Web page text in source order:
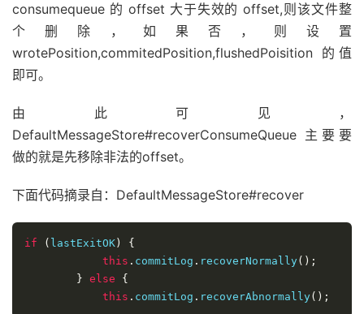
consumequeue 的 offset 大于失效的 offset,则该文件整
个删除，如果否，则设置
wrotePosition,commitedPosition,flushedPoisition 的值
即可。
由此可见，
DefaultMessageStore#recoverConsumeQueue 主要要
做的就是先移除非法的offset。
下面代码摘录自：DefaultMessageStore#recover
if ( lastExitOK )
{
this . commitLog . recoverNormally();
} else
{
this . commitLog . recoverAbnormally();